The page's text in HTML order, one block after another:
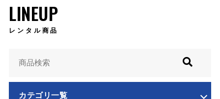
LINEUP
レンタル商品
カテゴリ一覧